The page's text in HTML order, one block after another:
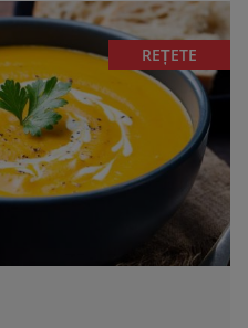
REȚETE